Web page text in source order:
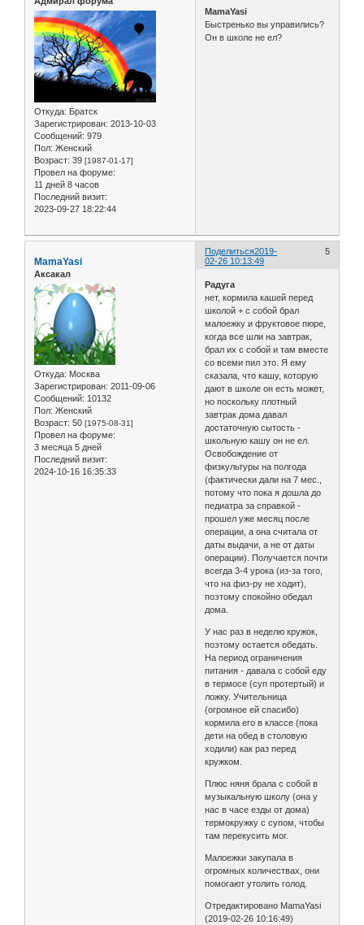
Откуда: Братск
Зарегистрирован: 2013-10-03
Сообщений: 979
Пол: Женский
Возраст: 39 [1987-01-17]
Провел на форуме:
11 дней 8 часов
Последний визит:
2023-09-27 18:22:44
MamaYasi
Быстренько вы управились?
Он в школе не ел?
Поделиться 5
2019-
02-26 10:13:49
MamaYasi
Аксакал
Откуда: Москва
Зарегистрирован: 2011-09-06
Сообщений: 10132
Пол: Женский
Возраст: 50 [1975-08-31]
Провел на форуме:
3 месяца 5 дней
Последний визит:
2024-10-16 16:35:33
Радуга
нет, кормила кашей перед
школой + с собой брал
малоежку и фруктовое пюре,
когда все шли на завтрак,
брал их с собой и там вместе
со всеми пил это. Я ему
сказала, что кашу, которую
дают в школе он есть может,
но поскольку плотный
завтрак дома давал
достаточную сытость -
школьную кашу он не ел.
Освобождение от
физкультуры на полгода
(фактически дали на 7 мес.,
потому что пока я дошла до
педиатра за справкой -
прошел уже месяц после
операции, а она считала от
даты выдачи, а не от даты
операции). Получается почти
всегда 3-4 урока (из-за того,
что на физ-ру не ходит),
поэтому спокойно обедал
дома.
У нас раз в неделю кружок,
поэтому остается обедать.
На период ограничения
питания - давала с собой еду
в термосе (суп протертый) и
ложку. Учительница
(огромное ей спасибо)
кормила его в классе (пока
дети на обед в столовую
ходили) как раз перед
кружком.
Плюс няня брала с собой в
музыкальную школу (она у
нас в часе езды от дома)
термокружку с супом, чтобы
там перекусить мог.
Малоежки закупала в
огромных количествах, они
помогают утолить голод.
Отредактировано MamaYasi
(2019-02-26 10:16:49)